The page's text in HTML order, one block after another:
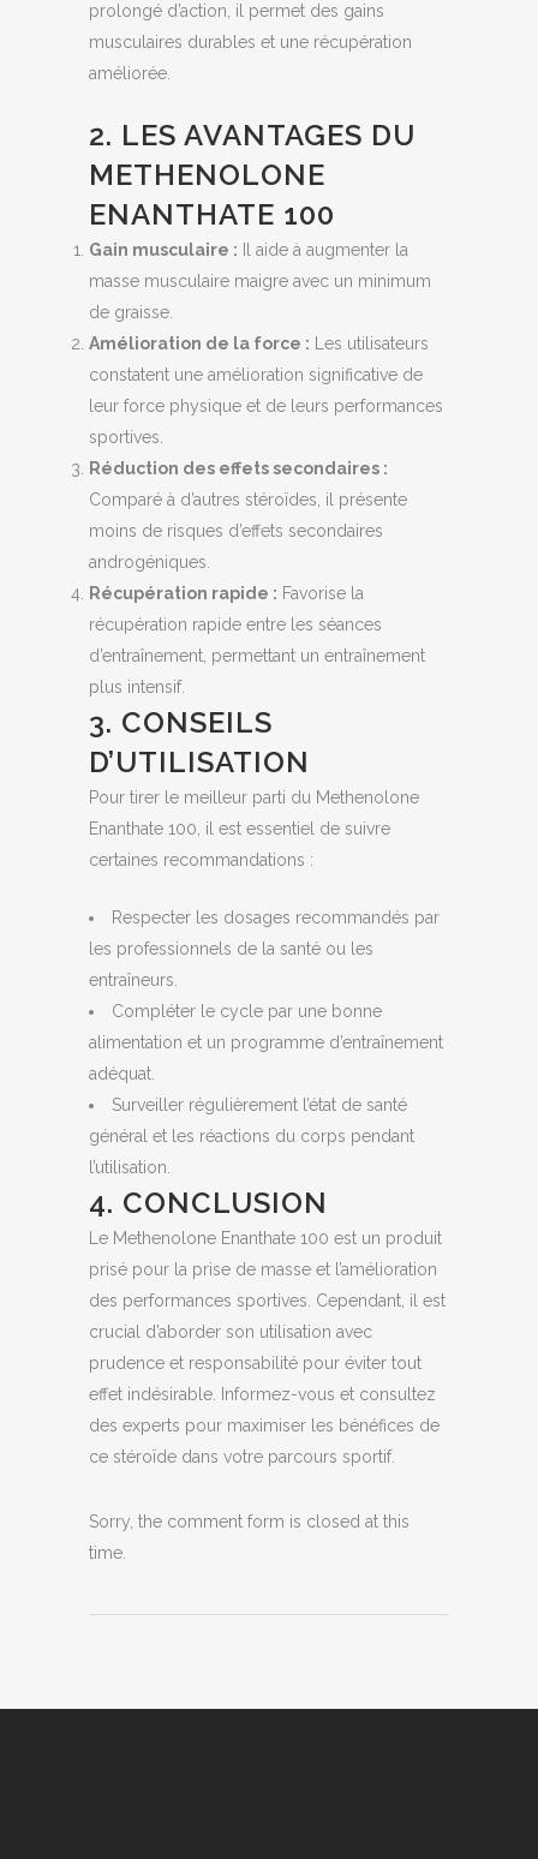
prolongé d’action, il permet des gains
musculaires durables et une récupération
améliorée.
2. LES AVANTAGES DU
METHENOLONE
ENANTHATE 100
Gain musculaire : Il aide à augmenter la
masse musculaire maigre avec un minimum
de graisse.
Amélioration de la force : Les utilisateurs
constatent une amélioration significative de
leur force physique et de leurs performances
sportives.
Réduction des effets secondaires :
Comparé à d’autres stéroïdes, il présente
moins de risques d’effets secondaires
androgéniques.
Récupération rapide : Favorise la
récupération rapide entre les séances
d’entraînement, permettant un entraînement
plus intensif.
3. CONSEILS
D’UTILISATION
Pour tirer le meilleur parti du Methenolone
Enanthate 100, il est essentiel de suivre
certaines recommandations :
Respecter les dosages recommandés par
les professionnels de la santé ou les
entraîneurs.
Compléter le cycle par une bonne
alimentation et un programme d’entraînement
adéquat.
Surveiller régulièrement l’état de santé
général et les réactions du corps pendant
l’utilisation.
4. CONCLUSION
Le Methenolone Enanthate 100 est un produit
prisé pour la prise de masse et l’amélioration
des performances sportives. Cependant, il est
crucial d’aborder son utilisation avec
prudence et responsabilité pour éviter tout
effet indésirable. Informez-vous et consultez
des experts pour maximiser les bénéfices de
ce stéroïde dans votre parcours sportif.
Sorry, the comment form is closed at this
time.